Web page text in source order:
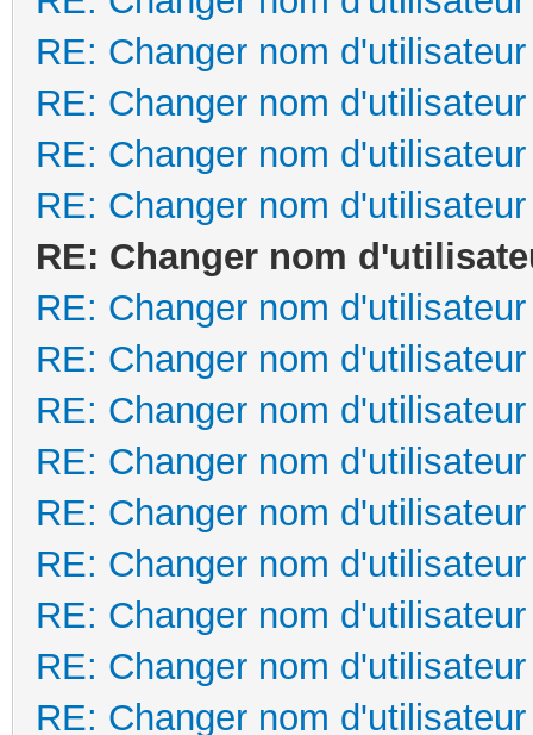
RE: Changer nom d'utilisateur
RE: Changer nom d'utilisateur
RE: Changer nom d'utilisateur
RE: Changer nom d'utilisateur
RE: Changer nom
RE: Changer nom d'utilisateur
RE: Changer nom d'utilisateur
RE: Changer nom d'utilisateur
RE: Changer nom d'utilisateur
RE: Changer nom d'utilisateur
RE: Changer nom d'utilisateur
RE: Changer nom d'utilisateur
RE: Changer nom d'utilisateur
RE: Changer nom d'utilisateur